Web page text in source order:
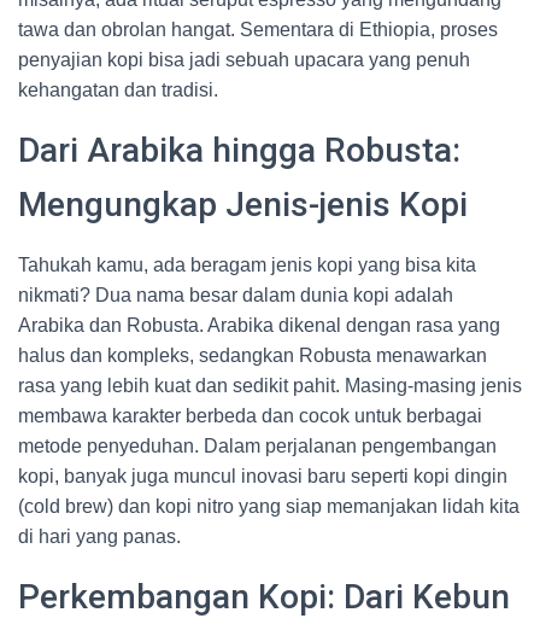
tawa dan obrolan hangat. Sementara di Ethiopia, proses
penyajian kopi bisa jadi sebuah upacara yang penuh
kehangatan dan tradisi.
Dari Arabika hingga Robusta:
Mengungkap Jenis-jenis Kopi
Tahukah kamu, ada beragam jenis kopi yang bisa kita
nikmati? Dua nama besar dalam dunia kopi adalah
Arabika dan Robusta. Arabika dikenal dengan rasa yang
halus dan kompleks, sedangkan Robusta menawarkan
rasa yang lebih kuat dan sedikit pahit. Masing-masing jenis
membawa karakter berbeda dan cocok untuk berbagai
metode penyeduhan. Dalam perjalanan pengembangan
kopi, banyak juga muncul inovasi baru seperti kopi dingin
(cold brew) dan kopi nitro yang siap memanjakan lidah kita
di hari yang panas.
Perkembangan Kopi: Dari Kebun